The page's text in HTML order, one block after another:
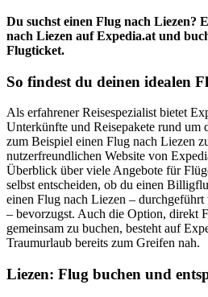
Du suchst einen Flug nach Liezen?
nach Liezen auf Expedia.at und
Flugticket.
So findest du deinen idealen
Als erfahrener Reisespezialist bietet
Unterkünfte und Reisepakete rund um
zum Beispiel einen Flug nach Liezen
nutzerfreundlichen Website von
Überblick über viele Angebote für
selbst entscheiden, ob du einen
einen Flug nach Liezen –
– bevorzugst. Auch die Option, direkt
gemeinsam zu buchen, besteht auf
Traumurlaub bereits zum Greifen nah.
Liezen: Flug buchen und